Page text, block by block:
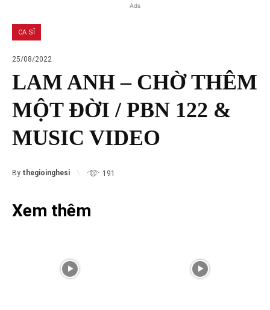
Ads
CA SĨ
25/08/2022
LAM ANH – CHỜ THÊM
MỘT ĐỜI / PBN 122 &
MUSIC VIDEO
By thegioinghesi 191
Xem thêm